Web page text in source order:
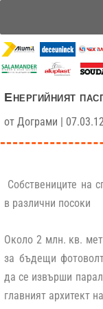
Енергийният
от Дограми | 07.03.12
Собствениците на
в различни посоки
Около 2 млн. кв.
за бъдещи
да се извърши
главният архитект